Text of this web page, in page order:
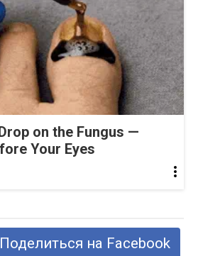
on the Fungus —
Your Eyes
Поделиться на Facebook